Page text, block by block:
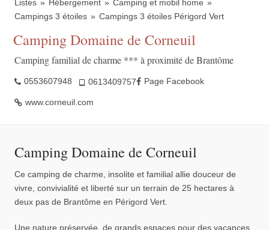
Listes Hébergement
Camping et mobil home
Campings 3 étoiles
Campings 3 étoiles Périgord Vert
Camping Domaine de Corneuil
Camping familial de charme *** à proximité de Brantôme
0553607948 0613409757 Page Facebook
www.corneuil.com
Camping Domaine de Corneuil
Ce camping de charme, insolite et familial allie douceur de
vivre, convivialité et liberté sur un terrain de 25 hectares à
deux pas de Brantôme en Périgord Vert.
Une nature préservée, de grands espaces pour des vacances